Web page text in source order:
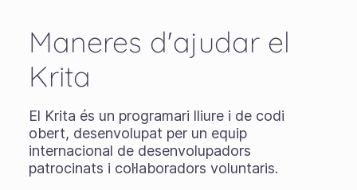
Maneres d'ajudar el
Krita
El Krita és un programari lliure i de codi
obert, desenvolupat per un equip
internacional de desenvolupadors
patrocinats i col·laboradors voluntaris.